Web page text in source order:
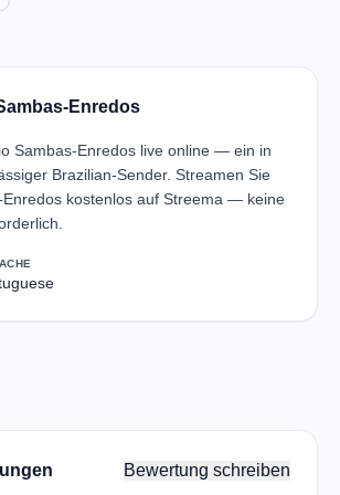
Enredos
Sambas-Enredos live online — ein in
Brazilian-Sender. Streamen Sie
Enredos kostenlos auf Streema — keine
Bewertung schreiben